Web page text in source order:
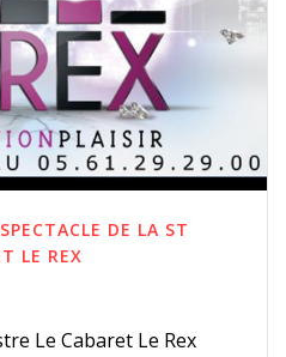
DE LA ST
LE REX
Le Cabaret Le Rex